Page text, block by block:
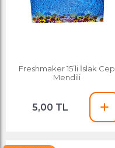
Freshmaker 15’li İslak Cep
Mendili
5,00 TL